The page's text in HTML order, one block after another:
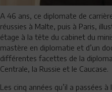
A 46 ans, ce diplomate de
réussies à Malte, puis à Paris,
étage à la tête du cabinet du
mastère en diplomatie et d’un
différentes facettes de la
Centrale, la Russie et le Caucase.
Les cinq années qu’il a passées